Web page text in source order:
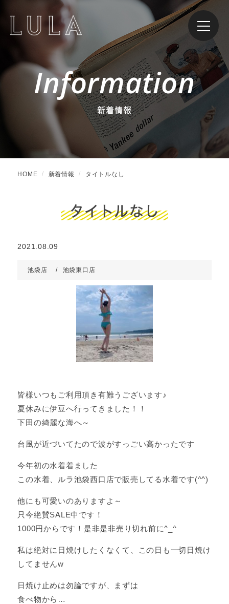
Information
新着情報
HOME 新着情報 タイトルなし
タイトルなし
2021.08.09
池袋店 池袋東口店
皆様いつもご利用頂き有難うございます♪
夏休みに伊豆へ行ってきました！！
下田の綺麗な海へ～
台風が近づいてたので波がすっごい高かったです
今年初の水着着ました
この水着、ルラ池袋西口店で販売してる水着です(^^)
他にも可愛いのありますよ～
只今絶賛SALE中です！
1000円からです！是非是非売り切れ前に^_^
私は絶対に日焼けしたくなくて、この日も一切日焼け
してませんw
日焼け止めは勿論ですが、まずは
食べ物から…